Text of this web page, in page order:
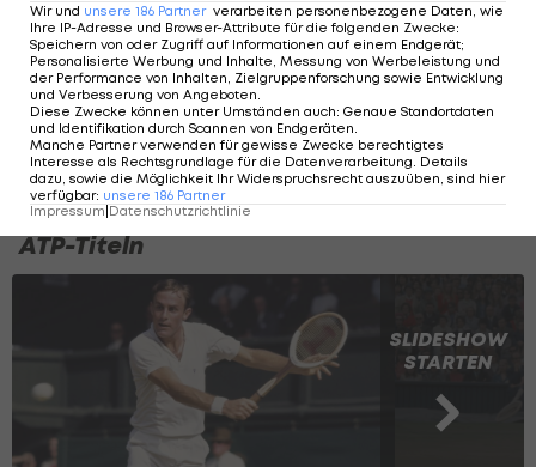
Julia Grabher zieht in die
zweite Runde von
Madrid ein!
Tennis - WTA
Die 20 Tennis-Spieler mit den meisten
ATP-Titeln
SLIDESHOW
STARTEN
Wir und unsere 186 Partner verarbeiten personenbezogene Daten, wie
Ihre IP-Adresse und Browser-Attribute für die folgenden Zwecke:
Speichern von oder Zugriff auf Informationen auf einem Endgerät;
Personalisierte Werbung und Inhalte, Messung von Werbeleistung und
der Performance von Inhalten, Zielgruppenforschung sowie Entwicklung
und Verbesserung von Angeboten
Diese Zwecke können unter Umständen auch: Genaue Standortdaten
und Identifikation durch Scannen von Endgeräten
Manche Partner verwenden für gewisse Zwecke berechtigtes
Interesse als Rechtsgrundlage für die Datenverarbeitung. Details
dazu, sowie die Möglichkeit Ihr Widerspruchsrecht auszuüben, sind hier
verfügbar: unsere 186 Partner
Impressum|Datenschutzrichtlinie